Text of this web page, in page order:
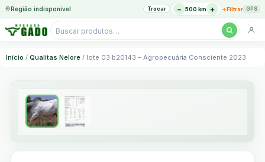
Região indisponível Trocar − 500 km + →Filtrar GPS
Pesquisar
para
Início / Qualitas Nelore / lote 03 b20143 – Agropecuária Consciente 2023